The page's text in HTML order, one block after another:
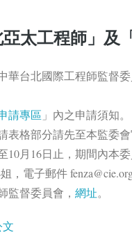
太工程師」及
華台北國際工程師監督
請專區 」內之申請須知。
表格部分請先至本監委
10月16日止，期間內
，電子郵件
監督委員會， 網址。
文